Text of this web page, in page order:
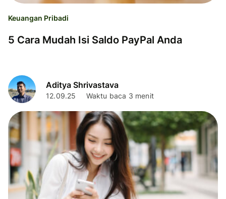
Keuangan Pribadi
5 Cara Mudah Isi Saldo PayPal Anda
Aditya Shrivastava
12.09.25 Waktu baca 3 menit